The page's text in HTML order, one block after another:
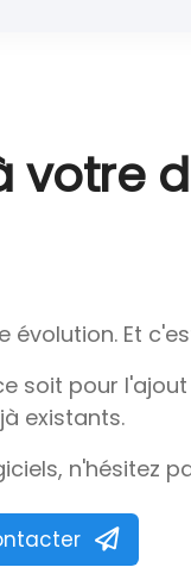
votre
évolution. Et
pour
existants.
n'hésitez